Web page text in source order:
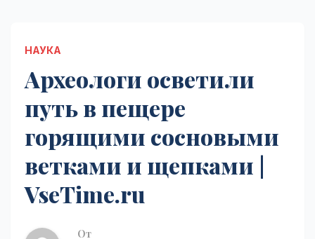
НАУКА
Археологи осветили
путь в пещере
горящими сосновыми
ветками и щепками |
VseTime.ru
От